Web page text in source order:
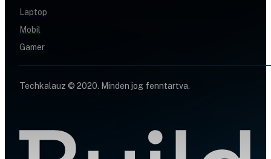
Laptop
Mobil
Gamer
Techkalauz © 2020. Minden jog fenntartva.